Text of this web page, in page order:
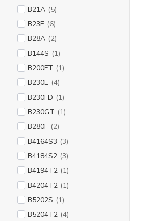
B21A (5)
B23E (6)
B28A (2)
B144S (1)
B200FT (1)
B230E (4)
B230FD (1)
B230GT (1)
B280F (2)
B4164S3 (3)
B4184S2 (3)
B4194T2 (1)
B4204T2 (1)
B5202S (1)
B5204T2 (4)